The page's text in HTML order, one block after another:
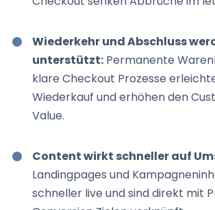
Wiederkehr und Abschluss
unterstützt: Permanente
klare Checkout Prozesse
Wiederkauf und erhöhen den
Value.
Content wirkt schneller auf
Landingpages und
schneller live und sind direkt mit